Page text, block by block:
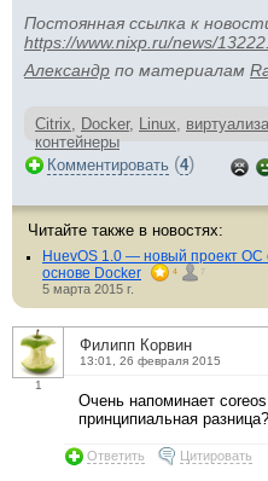
Постоянная ссылка к
https://www.nixp.ru/news/
Aлександр по материалам
Citrix, Docker, Linux,
контейнеры
Комментировать (4)
Читайте также в новостях:
HuevOS 1.0 — новый проект
основе Docker
4 7
5 марта 2015 г.
1
Филипп Корвин
13:01, 26 февраля 2015
Очень напоминает
принципиальная
Ответить Цитировать